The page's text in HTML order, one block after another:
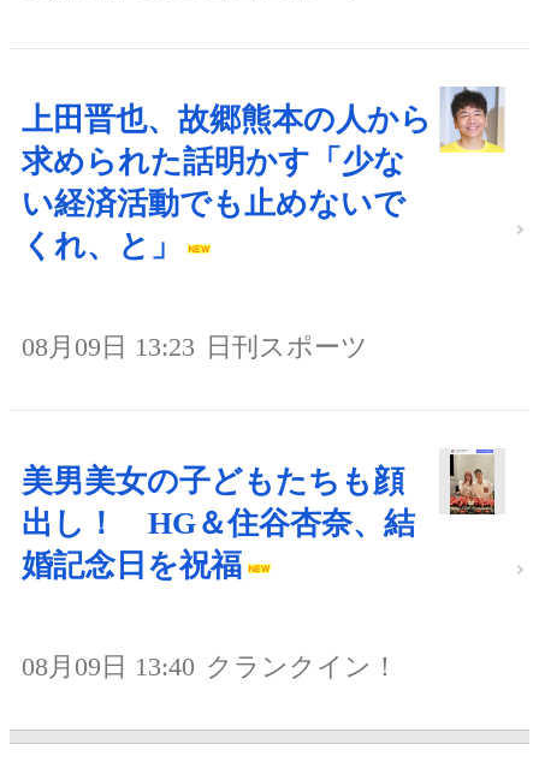
上田晋也、故郷熊本の人から
求められた話明かす「少な
い経済活動でも止めないで
くれ、と」
08月09日 13:23 日刊スポーツ
美男美女の子どもたちも顔
出し！ HG＆住谷杏奈、結
婚記念日を祝福
08月09日 13:40 クランクイン！